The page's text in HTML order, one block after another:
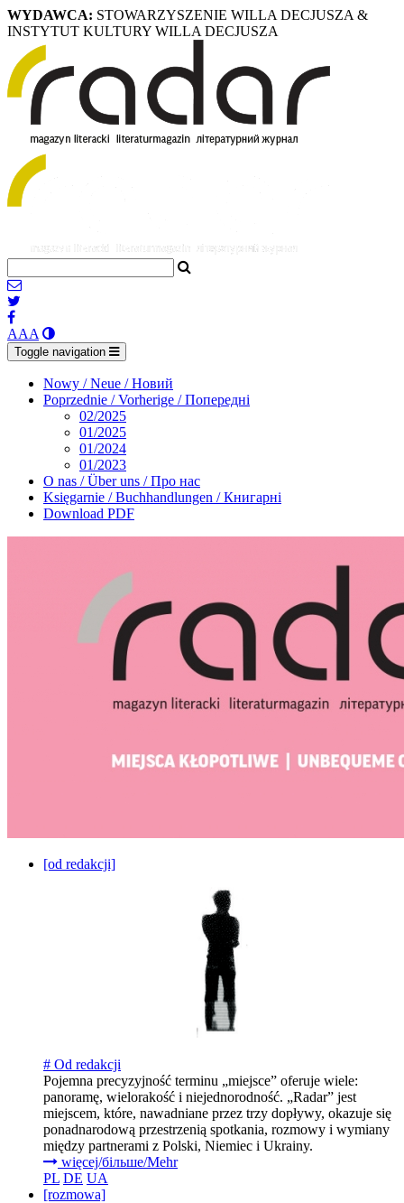
WYDAWCA: STOWARZYSZENIE WILLA DECJUSZA &
INSTYTUT KULTURY WILLA DECJUSZA
AAA
Toggle navigation
Nowy / Neue / Новий
Poprzednie / Vorherige / Попередні
02/2025
01/2025
01/2024
01/2023
O nas / Über uns / Про нас
Księgarnie / Buchhandlungen / Книгарні
Download PDF
[od redakcji]
# Od redakcji
Pojemna precyzyjność terminu „miejsce” oferuje wiele:
panoramę, wielorakość i niejednorodność. „Radar” jest
miejscem, które, nawadniane przez trzy dopływy, okazuje się
ponadnarodową przestrzenią spotkania, rozmowy i wymiany
między partnerami z Polski, Niemiec i Ukrainy.
więcej/більше/Mehr
PL DE UA
[rozmowa]